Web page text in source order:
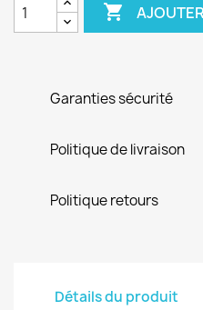

Garanties sécurité
Politique de livraison
Politique retours
Détails du produit